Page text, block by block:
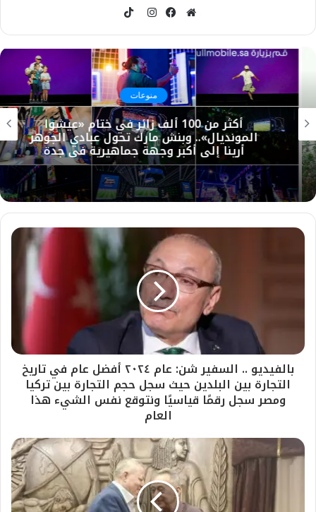
الويب
منوعات
أكثر من 100 ألف زائر في ختام «عيشوا
المونديال».. وبنش مارك تحول عبادي الجوهر
أرينا إلى أكبر وجهة جماهيرية في جدة
بالفيديو .. السفير شن: عام ٢٠٢٤ أفضل عام في تاريخ
التجارة بين البلدين حيث سجل حجم التجارة بين تركيا
ومصر سجل رقمًا قياسيًا ونتوقع نفس الشيء هذا
العام